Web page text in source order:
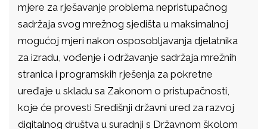
mjere za rješavanje problema nepristupačnog
sadržaja svog mrežnog sjedišta u maksimalnoj
mogućoj mjeri nakon osposobljavanja djelatnika
za izradu, vođenje i održavanje sadržaja mrežnih
stranica i programskih rješenja za pokretne
uređaje u skladu sa Zakonom o pristupačnosti,
koje će provesti Središnji državni ured za razvoj
digitalnog društva u suradnji s Državnom školom